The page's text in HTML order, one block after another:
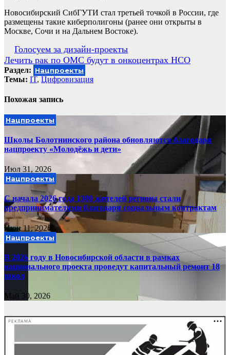
Новосибирский СибГУТИ стал третьей точкой в России, где
размещены такие киберполигоны (ранее они открыты в
Москве, Сочи и на Дальнем Востоке).
Навигация
по
записям
Голосуем за дизайн-проекты
Лечить рак по ОМС будут в онкоцентрах НСО
Раздел: Нацпроекты
Темы: IT, Цифровизация
Похожая запись
Нацпроекты
Школы Болотнинского района обновляются благодаря
нацпроекту «Молодёжь и дети»
Июл 31, 2026
Нацпроекты
С начала 2026 года 1300 жителей региона стали
предпринимателями благодаря социальным контрактам
Июн 11, 2026
Нацпроекты
В 2026 году в Новосибирской области в рамках
национального проекта проведут капитальный ремонт 18
школ
Май 30, 2026
РЕКЛАМА